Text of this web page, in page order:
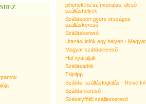
pihenek.hu színvonalas, olcsó
szálláshelyek
Szállásport gyors országos
szálláskereső
Szálláskereső
Utazási infók egy helyen -
Magyar szálláskereső
Hol nyaraljak
Szállásadók
Triptipp
Szállás, szállásfoglalás - Reise
Szállás-kereső
Székelyföldi szálláskereső